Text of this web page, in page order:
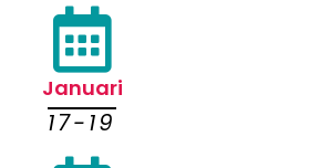
Januari
17-19